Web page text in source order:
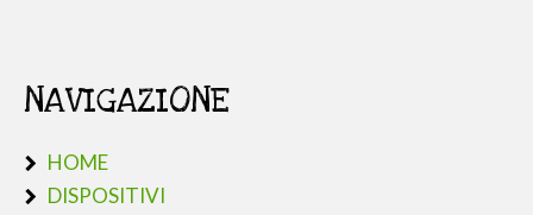
NAVIGAZIONE
HOME
DISPOSITIVI